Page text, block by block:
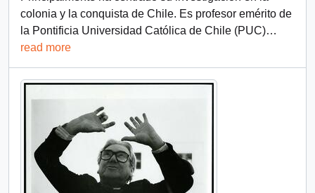
colonia y la conquista de Chile. Es profesor emérito de
la Pontificia Universidad Católica de Chile (PUC)…
read more